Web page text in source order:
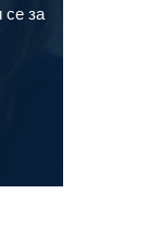
се за